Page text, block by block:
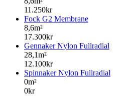
11.250kr
Fock G2 Membrane
8,6m²
17.300kr
Gennaker Nylon Fullradial
28,1m²
12.100kr
Spinnaker Nylon Fullradial
0m²
0kr